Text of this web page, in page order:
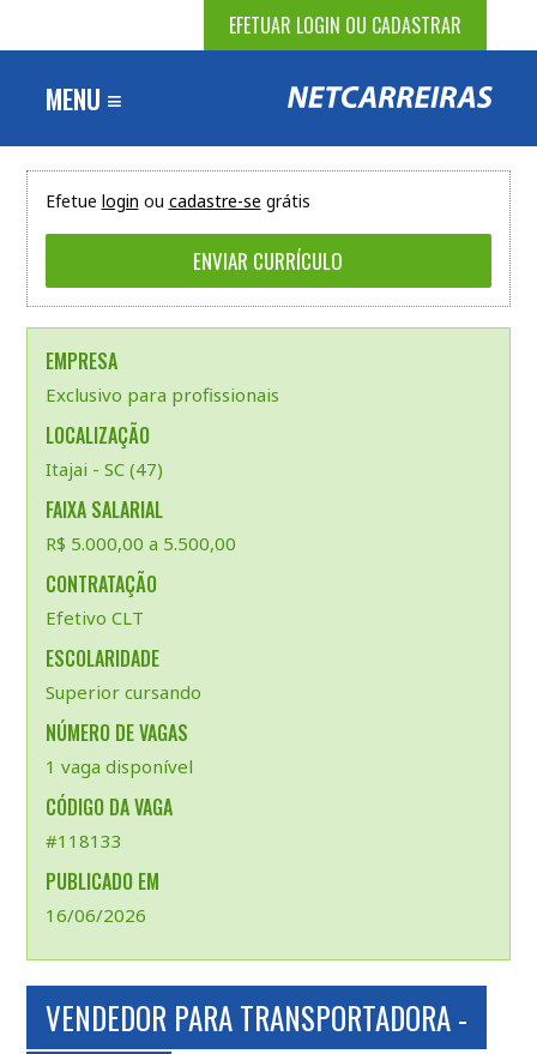
EFETUAR LOGIN OU CADASTRAR
MENU ≡
Efetue login ou cadastre-se grátis
EMPRESA
Exclusivo para profissionais
LOCALIZAÇÃO
Itajai - SC (47)
FAIXA SALARIAL
R$ 5.000,00 a 5.500,00
CONTRATAÇÃO
Efetivo CLT
ESCOLARIDADE
Superior cursando
NÚMERO DE VAGAS
1 vaga disponível
CÓDIGO DA VAGA
#118133
PUBLICADO EM
16/06/2026
VENDEDOR PARA TRANSPORTADORA -